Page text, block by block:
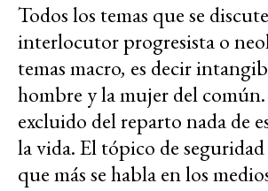
Todos los temas que se
interlocutor progresista o
temas macro, es decir
hombre y la mujer del
excluido del reparto nada de
la vida. El tópico de
que más se habla en los